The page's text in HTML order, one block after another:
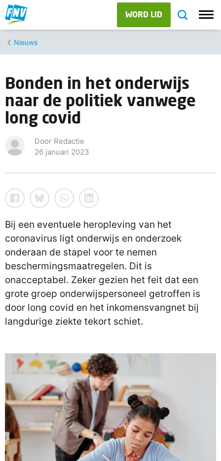
WORD LID
Nieuws
Bonden in het onderwijs
naar de politiek vanwege
long covid
Door Redactie
26 januari 2023
Bij een eventuele heropleving van het
coronavirus ligt onderwijs en onderzoek
onderaan de stapel voor te nemen
beschermingsmaatregelen. Dit is
onacceptabel. Zeker gezien het feit dat een
grote groep onderwijspersoneel getroffen is
door long covid en het inkomensvangnet bij
langdurige ziekte tekort schiet.